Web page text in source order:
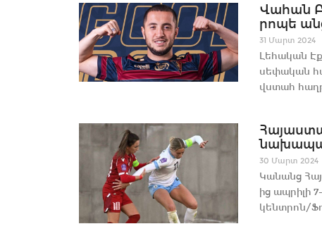
Վահան
րոպե
31 Մարտ 2024
Լեհական
սեփական
վստահ
30 Մարտ 2024
Կանանց
ից ապրիլի
կենտրոն/